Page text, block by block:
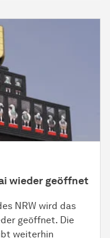
wieder geöffnet
NRW wird das
geöffnet. Die
weiterhin